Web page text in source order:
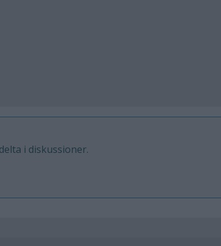
i diskussioner.